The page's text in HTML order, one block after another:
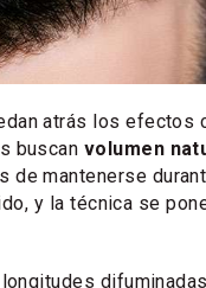
atrás los efectos
buscan volumen
de mantenerse
y la técnica se